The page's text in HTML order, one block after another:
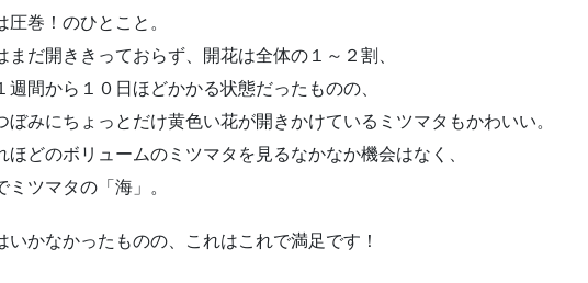
圧巻！のひとこと。
まだ開ききっておらず、開花は全体の１～２割、
週間から１０日ほどかかる状態だったものの、
ぼみにちょっとだけ黄色い花が開きかけているミツマタもかわいい。
ほどのボリュームのミツマタを見るなかなか機会はなく、
ツマタの「海」。
いかなかったものの、これはこれで満足です！